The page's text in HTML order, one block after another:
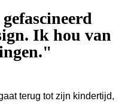
Ik hou van
terug tot zijn kindertijd,